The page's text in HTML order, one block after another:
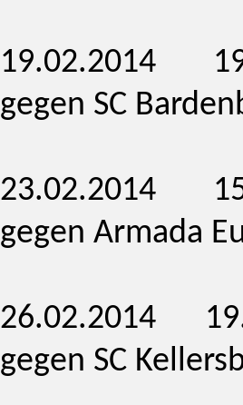
gegen SC
gegen Armada
gegen SC